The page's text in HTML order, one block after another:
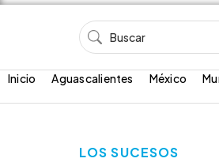
Inicio Aguascalientes México
LOS SUCESOS